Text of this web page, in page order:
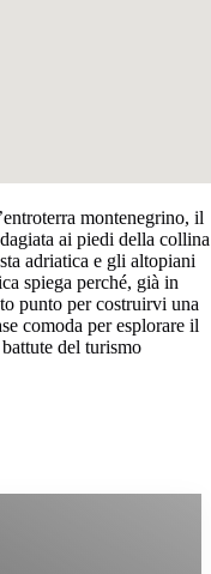
montenegrino, il
ai piedi della collina
adriatica e gli altopiani
spiega perché, già in
punto per costruirvi una
comoda per esplorare il
del turismo